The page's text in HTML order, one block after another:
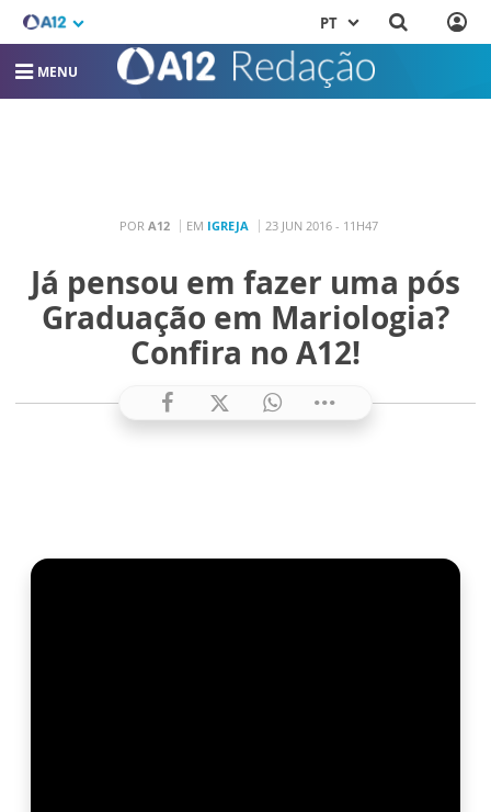
PT
MENU
POR A12 EM IGREJA 23 JUN 2016 - 11H47
Já pensou em fazer uma pós
Graduação em Mariologia?
Confira no A12!